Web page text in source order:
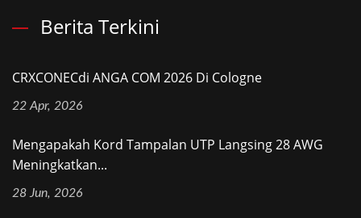
Berita Terkini
CRXCONECdi ANGA COM 2026 Di Cologne
22 Apr, 2026
Mengapakah Kord Tampalan UTP Langsing 28 AWG
Meningkatkan...
28 Jun, 2026